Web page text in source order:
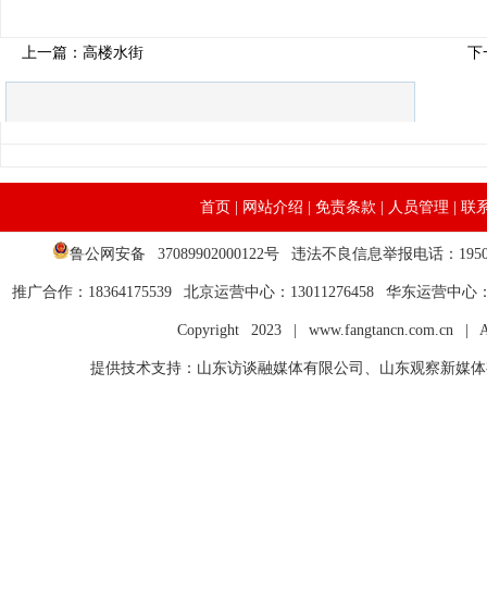
上一篇：高楼水街 下
首页| 网站介绍 | 免责条款 | 人员管理 | 联
鲁公网安备 37089902000122号 违法不良信息举报电话：
推广合作：18364175539 北京运营中心：13011276458 华东运营中心
Copyright 2023 | www.fangtancn.com.cn |
提供技术支持：山东访谈融媒体有限公司、山东观察新媒